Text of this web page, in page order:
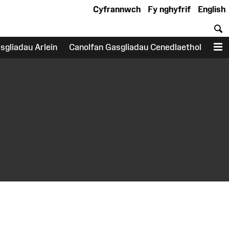
English
Fy nghyfrif
Cyfrannwch
Arlein Canolfan Gasgliadau Cenedlaethol